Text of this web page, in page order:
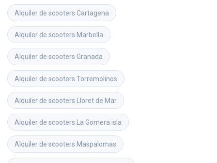
Alquiler de scooters Cartagena
Alquiler de scooters Marbella
Alquiler de scooters Granada
Alquiler de scooters Torremolinos
Alquiler de scooters Lloret de Mar
Alquiler de scooters La Gomera isla
Alquiler de scooters Maspalomas